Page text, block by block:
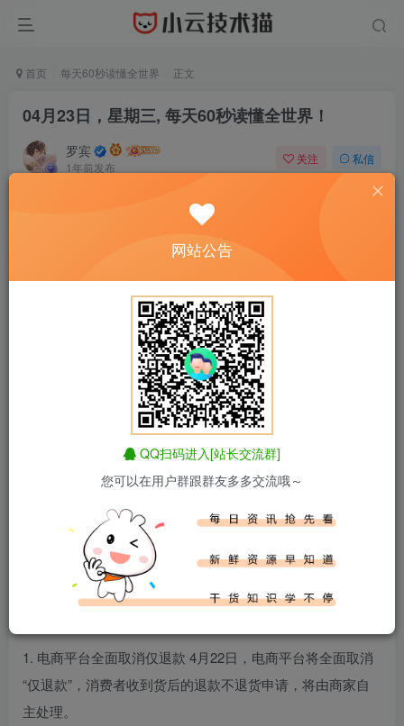
首页 每天60秒读懂全世界 正文
04月23日，星期三, 每天60秒读懂全世界！
罗宾
1年前发布
关注 私信
正文开始阅读，请点击右上角“关注”按钮，关注作者
------正文内容展示，开始汲取新知识------
百度热搜新闻
新闻来源：百度热搜榜
1. 电商平台全面取消仅退款 4月22日，电商平台将全面取消
“仅退款”，消费者收到货后的退款不退货申请，将由商家自
主处理。
网站公告
QQ扫码进入[站长交流群]
您可以在用户群跟群友多多交流哦～